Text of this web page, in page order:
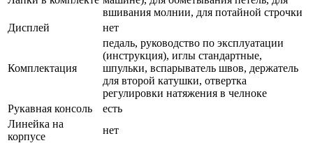
вшивания молнии, для потайной строчки
Дисплей
нет
Комплектация
педаль, руководство по эксплуатации
(инструкция), иглы стандартные,
шпульки, вспарыватель швов, держатель
для второй катушки, отвертка
регулировки натяжения в челноке
Рукавная консоль
есть
Линейка на
корпусе
нет